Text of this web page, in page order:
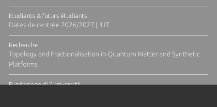
Etudiants & futurs étudiants
Dates de rentrée 2026/2027 | IUT
Recherche
Topology and Fractionalisation in Quantum Matter and Synthetic
Platforms
Fundazione di l'Università